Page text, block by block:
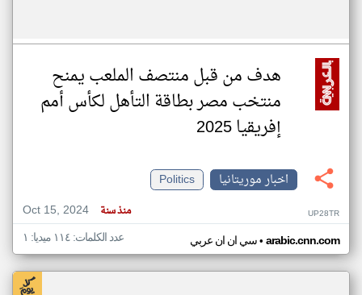
هدف من قبل منتصف الملعب يمنح
منتخب مصر بطاقة التأهل لكأس أمم
إفريقيا 2025
اخبار موريتانيا
Politics
Oct 15, 2024
منذ سنة UP28TR
سي ان ان عربي• arabic.cnn.com عدد الكلمات: ١١٤ ميديا: ١